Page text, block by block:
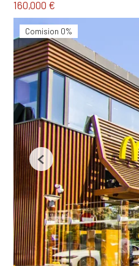
160,000 €
Comision 0%
Previous